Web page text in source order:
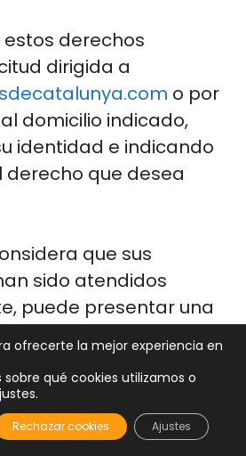
estos derechos
dirigida a
o por
domicilio indicado,
identidad e indicando
que desea
que sus
sido atendidos
puede presentar una
la Agencia
de Datos
. La LOPDGDD
estos derechos y su
ofrecerte la mejor experiencia en
qué cookies utilizamos o
Rechazar cookies Ajustes